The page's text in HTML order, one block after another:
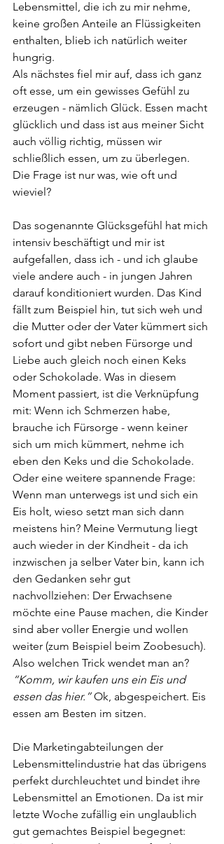
Lebensmittel, die ich zu mir nehme,
keine großen Anteile an Flüssigkeiten
enthalten, blieb ich natürlich weiter
hungrig.
Als nächstes fiel mir auf, dass ich ganz
oft esse, um ein gewisses Gefühl zu
erzeugen - nämlich Glück. Essen macht
glücklich und dass ist aus meiner Sicht
auch völlig richtig, müssen wir
schließlich essen, um zu überlegen.
Die Frage ist nur was, wie oft und
wieviel?
Das sogenannte Glücksgefühl hat mich
intensiv beschäftigt und mir ist
aufgefallen, dass ich - und ich glaube
viele andere auch - in jungen Jahren
darauf konditioniert wurden. Das Kind
fällt zum Beispiel hin, tut sich weh und
die Mutter oder der Vater kümmert sich
sofort und gibt neben Fürsorge und
Liebe auch gleich noch einen Keks
oder Schokolade. Was in diesem
Moment passiert, ist die Verknüpfung
mit: Wenn ich Schmerzen habe,
brauche ich Fürsorge - wenn keiner
sich um mich kümmert, nehme ich
eben den Keks und die Schokolade.
Oder eine weitere spannende Frage:
Wenn man unterwegs ist und sich ein
Eis holt, wieso setzt man sich dann
meistens hin? Meine Vermutung liegt
auch wieder in der Kindheit - da ich
inzwischen ja selber Vater bin, kann ich
den Gedanken sehr gut
nachvollziehen: Der Erwachsene
möchte eine Pause machen, die Kinder
sind aber voller Energie und wollen
weiter (zum Beispiel beim Zoobesuch).
Also welchen Trick wendet man an?
“Komm, wir kaufen uns ein Eis und
essen das hier.” Ok, abgespeichert. Eis
essen am Besten im sitzen.
Die Marketingabteilungen der
Lebensmittelindustrie hat das übrigens
perfekt durchleuchtet und bindet ihre
Lebensmittel an Emotionen. Da ist mir
letzte Woche zufällig ein unglaublich
gut gemachtes Beispiel begegnet: